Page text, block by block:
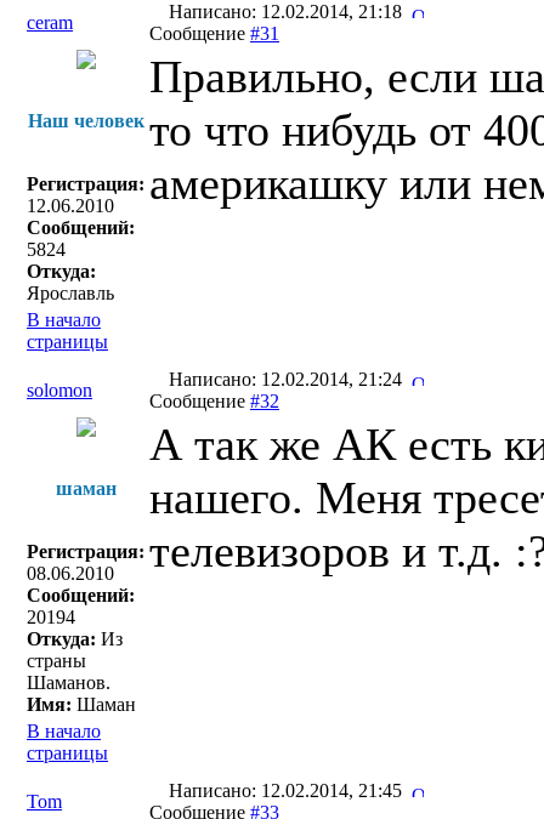
ceram
Написано: 12.02.2014, 21:18
Сообщение #31
Наш человек
Регистрация:
12.06.2010
Сообщений:
5824
Откуда:
Ярославль
Правильно, если
то что нибудь от
америкашку или
В начало
страницы
solomon
Написано: 12.02.2014, 21:24
Сообщение #32
шаман
Регистрация:
08.06.2010
Сообщений:
20194
Откуда: Из
страны
Шаманов.
Имя: Шаман
А так же АК есть
нашего. Меня
телевизоров и т.д.
В начало
страницы
Tom
Написано: 12.02.2014, 21:45
Сообщение #33